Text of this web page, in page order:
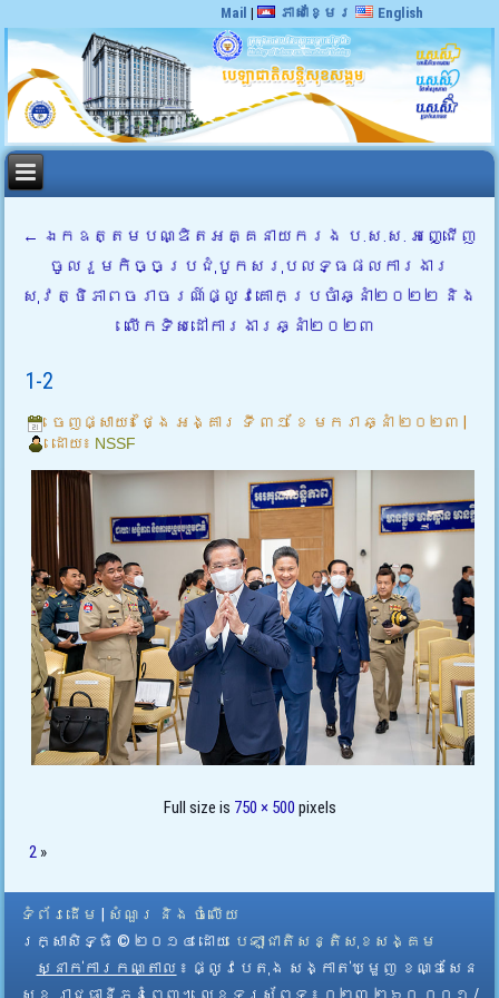
Mail | ភាសាខ្មែរ English
← ឯកឧត្តមបណ្ឌិតអគ្គនាយករង ប.ស.ស. អញ្ជើញ
ចូលរួមកិច្ចប្រជុំបូកសរុបលទ្ធផលការងារ
សុវត្ថិភាពចរាចរណ៍ផ្លូវគោកប្រចាំឆ្នាំ២០២២ និង
លើកទិសដៅការងារឆ្នាំ២០២៣
1-2
ចេញផ្សាយ៖ ថ្ងៃ អង្គារ ទី ៣១ ខែ មករា ឆ្នាំ ២០២៣
ដោយ៖ NSSF
Full size is 750 × 500 pixels
2 »
ទំព័រដើម
សំណួរ និង ចំលើយ
រក្សាសិទ្ធិ © ២០១៤ ដោយ​ បេឡាជាតិសន្តិសុខសង្គម
ស្នាក់ការកណ្តាល ៖ ផ្លូវបេតុង សង្កាត់ឃ្មួញ ខណ្ឌសែន
សុខ រាជធានីភ្នំពេញ។ លេខទូរស័ព្ទ ៖ ០២៣ ២៦០ ០០១ /